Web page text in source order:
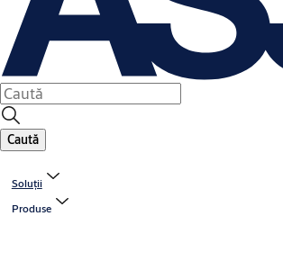
Caută
Soluții
Produse